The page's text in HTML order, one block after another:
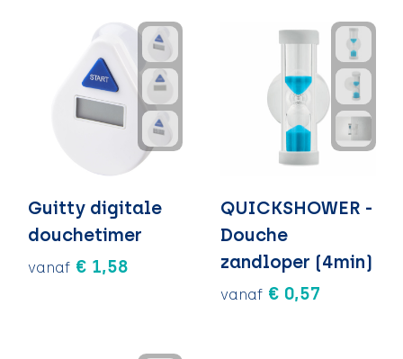
Guitty digitale
douchetimer
vanaf € 1,58
QUICKSHOWER -
Douche
zandloper (4min)
vanaf € 0,57